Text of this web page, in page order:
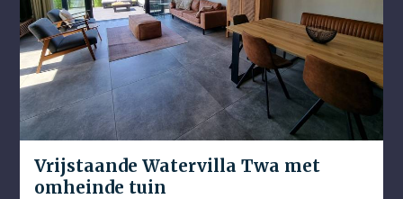
Vrijstaande Watervilla Twa met
omheinde tuin